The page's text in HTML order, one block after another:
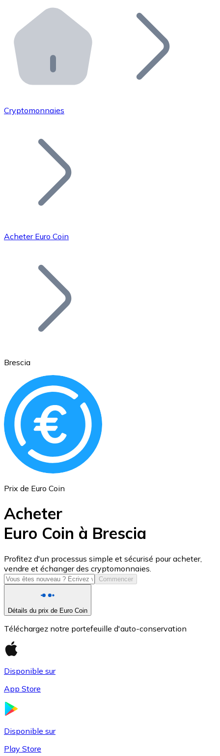
Distributeurs automatiques Bitnovo
Intégrez un ATM Bitnovo dans votre entreprise et
API Bitnovo
Intégrez notre API dans votre écosystème.
Rejoignez notre réseau de distributeurs et
Ajoutez le token de votre projet à notre service
Bitcoin
Ethereum
ETH
USD Coin
USDC
Cryptomonnaies
Acheter Euro Coin
Brescia
Prix de Euro Coin
Acheter
Euro Coin à Brescia
Profitez d'un processus simple et sécurisé pour acheter,
vendre et échanger des cryptomonnaies.
Commencer
Détails du prix de Euro Coin
Téléchargez notre portefeuille d'auto-conservation
Disponible sur
App Store
Disponible sur
Play Store